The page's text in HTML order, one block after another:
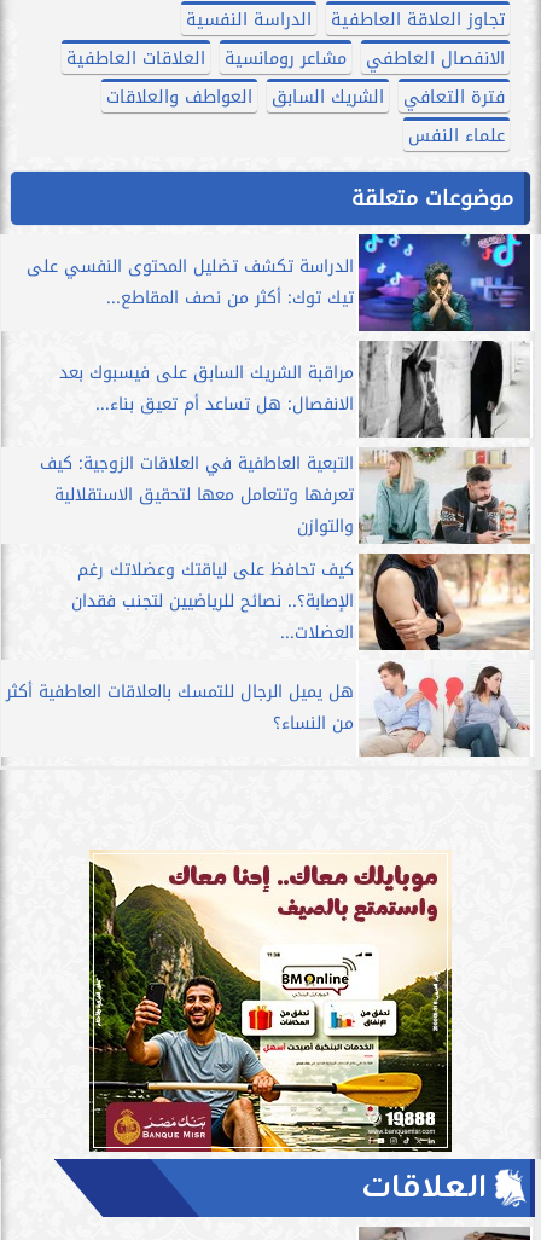
تجاوز العلاقة العاطفية
الدراسة النفسية
الانفصال العاطفي
مشاعر رومانسية
العلاقات العاطفية
فترة التعافي
الشريك السابق
العواطف والعلاقات
علماء النفس
موضوعات متعلقة
الدراسة تكشف تضليل المحتوى النفسي على
تيك توك: أكثر من نصف المقاطع...
مراقبة الشريك السابق على فيسبوك بعد
الانفصال: هل تساعد أم تعيق بناء...
التبعية العاطفية في العلاقات الزوجية: كيف
تعرفها وتتعامل معها لتحقيق الاستقلالية
والتوازن
كيف تحافظ على لياقتك وعضلاتك رغم
الإصابة؟.. نصائح للرياضيين لتجنب فقدان
العضلات...
هل يميل الرجال للتمسك بالعلاقات العاطفية أكثر
من النساء؟
العلاقات